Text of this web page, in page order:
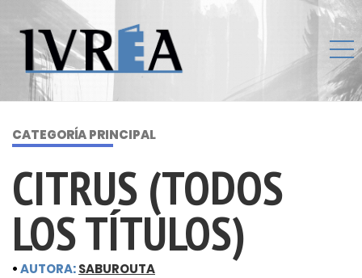
CATEGORÍA PRINCIPAL
CITRUS (TODOS
LOS TÍTULOS)
•AUTORA:SABUROUTA